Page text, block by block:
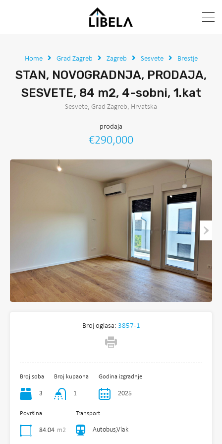
Home Grad Zagreb Zagreb Sesvete Brestje
STAN, NOVOGRADNJA, PRODAJA,
SESVETE, 84 m2, 4-sobni, 1.kat
Sesvete, Grad Zagreb, Hrvatska
prodaja
€290,000
Broj oglasa: 3857-1
Broj soba
3
Broj kupaona
1
Godina izgradnje
2025
Površina
84.04 m2
Transport
Autobus,Vlak